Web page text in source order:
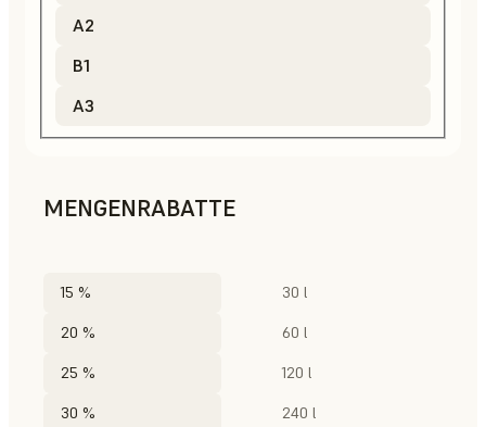
A2
B1
A3
MENGENRABATTE
15 % 30 l
20 % 60 l
25 % 120 l
30 % 240 l